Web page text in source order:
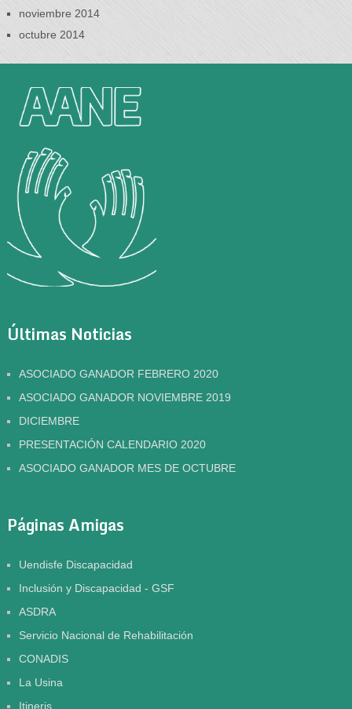
noviembre 2014
octubre 2014
Últimas Noticias
ASOCIADO GANADOR FEBRERO 2020
ASOCIADO GANADOR NOVIEMBRE 2019
DICIEMBRE
PRESENTACIÓN CALENDARIO 2020
ASOCIADO GANADOR MES DE OCTUBRE
Páginas Amigas
Uendisfe Discapacidad
Inclusión y Discapacidad - GSF
ASDRA
Servicio Nacional de Rehabilitación
CONADIS
La Usina
Itineris